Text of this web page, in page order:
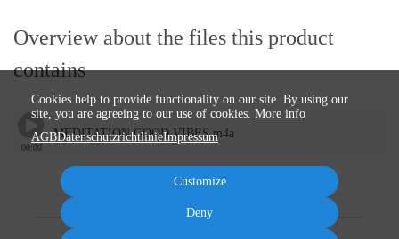
Overview about the files this product
contains
00:00
MEDITATION GOOD VIBES.m4a
Cookies help to provide functionality on our site. By using our
site, you are agreeing to our use of cookies. More info
AGBDatenschutzrichtlinieImpressum
Customize
Deny